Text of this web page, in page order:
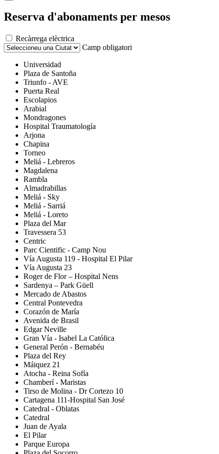
Reserva d'abonaments per mesos
Recàrrega elèctrica
Camp obligatori
Universidad
Plaza de Santoña
Triunfo - AVE
Puerta Real
Escolapios
Arabial
Mondragones
Hospital Traumatología
Arjona
Chapina
Torneo
Meliá - Lebreros
Magdalena
Rambla
Almadrabillas
Meliá - Sky
Meliá - Sarriá
Meliá - Loreto
Plaza del Mar
Travessera 53
Centric
Parc Cientific - Camp Nou
Vía Augusta 119 - Hospital El Pilar
Vía Augusta 23
Roger de Flor – Hospital Nens
Sardenya – Park Güell
Mercado de Abastos
Central Pontevedra
Corazón de María
Avenida de Brasil
Edgar Neville
Gran Vía - Isabel La Católica
General Perón - Bernabéu
Plaza del Rey
Máiquez 21
Atocha - Reina Sofía
Chamberí - Maristas
Tirso de Molina - Dr Cortezo 10
Cartagena 111-Hospital San José
Catedral - Oblatas
Catedral
Juan de Ayala
El Pilar
Parque Europa